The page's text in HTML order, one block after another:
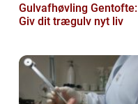
Gulvafhøvling Gentofte:
Giv dit trægulv nyt liv